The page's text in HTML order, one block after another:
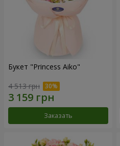
Букет "Princess Aiko"
4 513 грн
Заказать